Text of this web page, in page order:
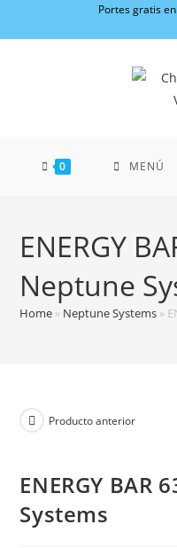
Portes gratis
0 MENÚ
ENERGY
Neptune
Home » Neptune Systems »
Producto anterior
ENERGY BAR
Systems